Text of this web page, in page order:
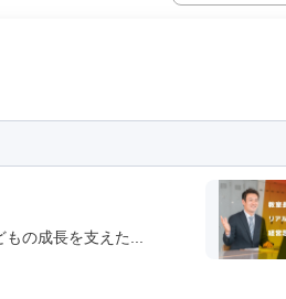
の成長を支えた...